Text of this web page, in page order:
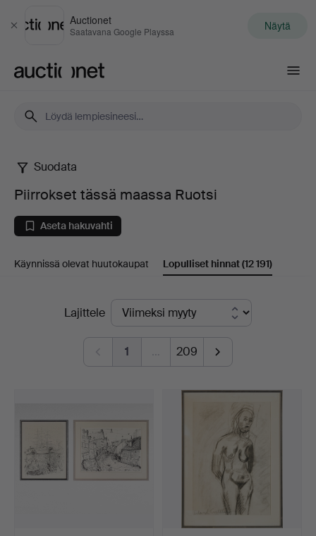
Sulje
Auctionet
Saatavana Google Playssa Näytä
Piirrokset
tässä
maassa
Ruotsi
Suodata
Piirrokset tässä maassa Ruotsi
Aseta hakuvahti
Käynnissä olevat huutokaupat Lopulliset hinnat(12 191)
LopullisetLajittele
1 … 209